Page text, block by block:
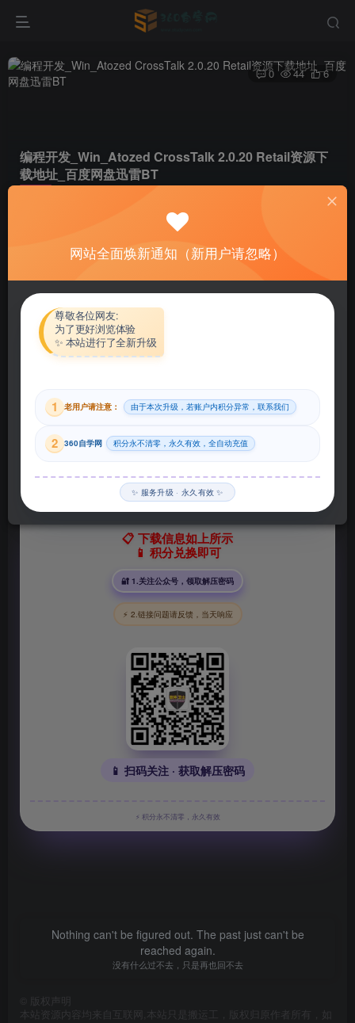
编程开发_Win_Atozed CrossTalk 2.0.20 Retail资源下
载地址_百度网盘迅雷BT
0 44 6
热心网友 关注
此内容为付费资源，请付费后查看
29积分
付费资源
📋 下载信息如上所示
📱 积分兑换即可
🔐 1.关注公众号，领取解压密码
⚡ 2.链接问题请反馈，当天响应
📱 扫码关注 · 获取解压密码
⚡ 积分永不清零，永久有效
Nothing can't be figured out. The past just can't be
reached again.
没有什么过不去，只是再也回不去
版权声明
本站资源内容均来自互联网,本站只是搬运工，版权归原作者所有，如
网站全面焕新通知（新用户请忽略）
尊敬各位网友:
为了更好浏览体验
✨ 本站进行了全新升级
1 老用户请注意： 由于本次升级，若账户内积分异常，联系我们
2 360自学网 积分永不清零，永久有效，全自动充值
✨ 服务升级 · 永久有效 ✨